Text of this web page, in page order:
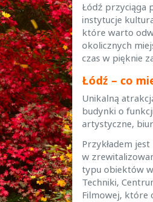
Łódź przyciąga
instytucje
które warto
okolicznych
czas w pięknie
Łódź – co
Unikalną
budynki o
artystyczne,
Przykładem
w
typu obiektów
Techniki,
Filmowej, które